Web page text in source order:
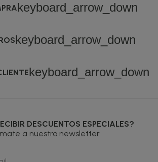
keyboard_arrow_down
keyboard_arrow_down
keyboard_arrow_down
DESCUENTOS ESPECIALES?
a nuestro newsletter